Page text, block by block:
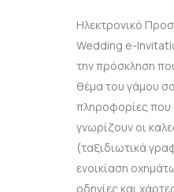
Ηλεκτρονικό
Wedding e-
την πρόσκληση
θέμα του γάμου
πληροφορίες που
γνωρίζουν οι
(ταξιδιωτικά
ενοικίαση
οδηγίες και